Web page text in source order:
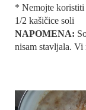
* Nemojte koristiti
1/2 kašičice soli
NAPOMENA:
nisam stavljala. Vi